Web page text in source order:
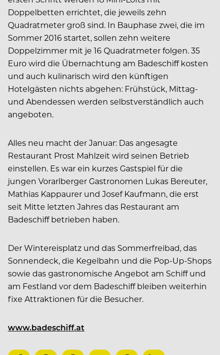
Doppelbetten errichtet, die jeweils zehn
Quadratmeter groß sind. In Bauphase zwei, die im
Sommer 2016 startet, sollen zehn weitere
Doppelzimmer mit je 16 Quadratmeter folgen. 35
Euro wird die Übernachtung am Badeschiff kosten
und auch kulinarisch wird den künftigen
Hotelgästen nichts abgehen: Frühstück, Mittag-
und Abendessen werden selbstverständlich auch
angeboten.
Alles neu macht der Januar: Das angesagte
Restaurant Prost Mahlzeit wird seinen Betrieb
einstellen. Es war ein kurzes Gastspiel für die
jungen Vorarlberger Gastronomen Lukas Bereuter,
Mathias Kappaurer und Josef Kaufmann, die erst
seit Mitte letzten Jahres das Restaurant am
Badeschiff betrieben haben.
Der Wintereisplatz und das Sommerfreibad, das
Sonnendeck, die Kegelbahn und die Pop-Up-Shops
sowie das gastronomische Angebot am Schiff und
am Festland vor dem Badeschiff bleiben weiterhin
fixe Attraktionen für die Besucher.
www.badeschiff.at